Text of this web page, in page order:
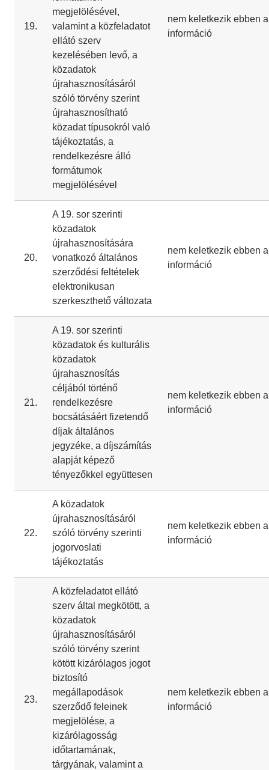
19.
megjelölésével,
valamint a közfeladatot
ellátó szerv
kezelésében levő, a
közadatok
újrahasznosításáról
szóló törvény szerint
újrahasznosítható
közadat típusokról való
tájékoztatás, a
rendelkezésre álló
formátumok
megjelölésével
nem keletkezik ebben
információ
20.
A 19. sor szerinti
közadatok
újrahasznosítására
vonatkozó általános
szerződési feltételek
elektronikusan
szerkeszthető változata
nem keletkezik ebben
információ
21.
A 19. sor szerinti
közadatok és kulturális
közadatok
újrahasznosítás
céljából történő
rendelkezésre
bocsátásáért fizetendő
díjak általános
jegyzéke, a díjszámítás
alapját képező
tényezőkkel együttesen
nem keletkezik ebben
információ
22.
A közadatok
újrahasznosításáról
szóló törvény szerinti
jogorvoslati
tájékoztatás
nem keletkezik ebben
információ
23.
A közfeladatot ellátó
szerv által megkötött, a
közadatok
újrahasznosításáról
szóló törvény szerint
kötött kizárólagos jogot
biztosító
megállapodások
szerződő feleinek
megjelölése, a
kizárólagosság
időtartamának,
tárgyának, valamint a
nem keletkezik ebben
információ